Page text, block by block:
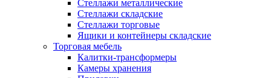
Стеллажи металлические
Стеллажи складские
Стеллажи торговые
Ящики и контейнеры складские
Торговая мебель
Калитки-трансформеры
Камеры хранения